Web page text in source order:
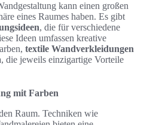
kann einen großen
eines Raumes haben. Es gibt
, die für verschiedene
Ideen umfassen kreative
textile Wandverkleidungen
, die jeweils einzigartige Vorteile
mit Farben
Raum. Techniken wie